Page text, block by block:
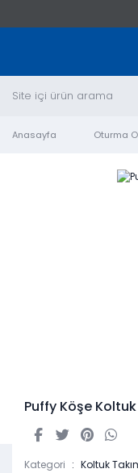
Anasayfa Oturma
Puffy Köşe Koltuk
Kategori Koltuk